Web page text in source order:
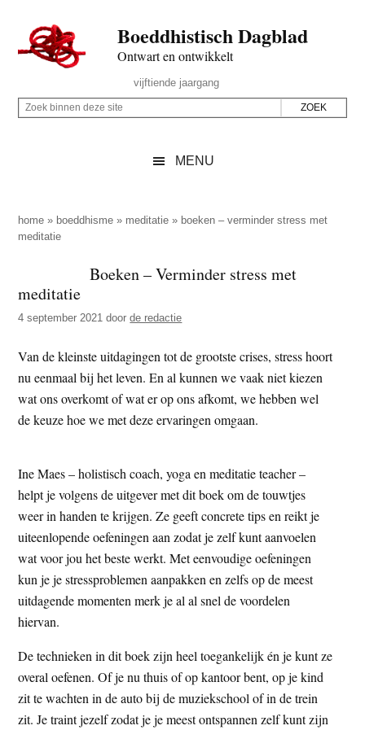
naar
de
inhoud
secondary
naar
de
sidebar
naar
de
Boeddhistisch Dagblad
Ontwart en ontwikkelt
Rechts
vijftiende jaargang
Z
p
d
z
e
i
t
e
Z
i
n
n
d
z
e
s
i
e
MENU
home » boeddhisme » meditatie » boeken – verminder stress met
meditatie
Boeken – Verminder stress met
meditatie
4 september 2021 doorde redactie
Van de kleinste uitdagingen tot de grootste crises, stress hoort
nu eenmaal bij het leven. En al kunnen we vaak niet kiezen
wat ons overkomt of wat er op ons afkomt, we hebben wel
de keuze hoe we met deze ervaringen omgaan.
Ine Maes – holistisch coach, yoga en meditatie teacher –
helpt je volgens de uitgever met dit boek om de touwtjes
weer in handen te krijgen. Ze geeft concrete tips en reikt je
uiteenlopende oefeningen aan zodat je zelf kunt aanvoelen
wat voor jou het beste werkt. Met eenvoudige oefeningen
kun je je stressproblemen aanpakken en zelfs op de meest
uitdagende momenten merk je al al snel de voordelen
hiervan.
De technieken in dit boek zijn heel toegankelijk én je kunt ze
overal oefenen. Of je nu thuis of op kantoor bent, op je kind
zit te wachten in de auto bij de muziekschool of in de trein
zit. Je traint jezelf zodat je je meest ontspannen zelf kunt zijn